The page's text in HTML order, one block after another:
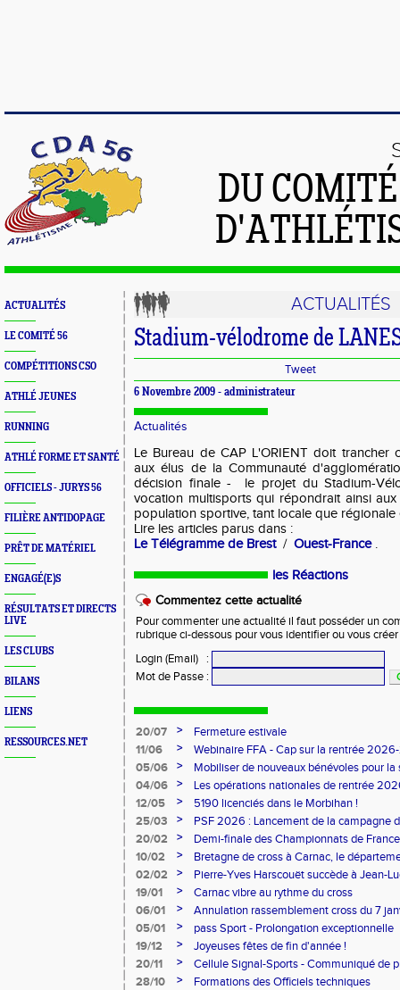
DU
ACTUALITÉS
LE COMITÉ 56
COMPÉTITIONS CSO
ATHLÉ JEUNES
RUNNING
ATHLÉ FORME ET SANTÉ
OFFICIELS - JURYS 56
FILIÈRE ANTIDOPAGE
PRÊT DE MATÉRIEL
ENGAGÉ(E)S
RÉSULTATS ET DIRECTS
LIVE
LES CLUBS
BILANS
LIENS
RESSOURCES.NET
ACTUALITÉS
Stadium-vélodrome de
Tweet
6 Novembre 2009 - administrateur
Actualités
Le Bureau de CAP L'ORIENT doit trancher
aux élus de la Communauté
décision finale - le projet du Stadium-
vocation multisports qui répondrait ainsi
population sportive, tant locale que régionale
Lire les articles parus dans :
Le Télégramme de Brest/ Ouest-France.
les Réactions
Commentez cette actualité
Pour commenter une actualité il faut posséder un
rubrique ci-dessous pour vous identifier ou vous
Login (Email)
:
Mot de Passe :
20/07 >
Fermeture estivale
11/06
>
Webinaire FFA - Cap sur la rentrée
05/06
>
Mobiliser de nouveaux bénévoles pour
04/06
>
Les opérations nationales de rentrée
12/05
>
5190 licenciés dans le Morbihan !
25/03
>
PSF 2026 : Lancement de la campagne
20/02
>
Demi-finale des Championnats de
10/02
>
Bretagne de cross à Carnac, le
l'honneur
02/02 >
Pierre-Yves Harscouët succède à Jean-
comité du Morbihan
19/01 >
Carnac vibre au rythme du cross
06/01
>
Annulation rassemblement cross du 7
05/01
>
pass Sport - Prolongation exceptionnelle
19/12
>
Joyeuses fêtes de fin d'année !
20/11
>
Cellule Signal-Sports - Communiqué de
Sports
28/10 >
Formations des Officiels techniques